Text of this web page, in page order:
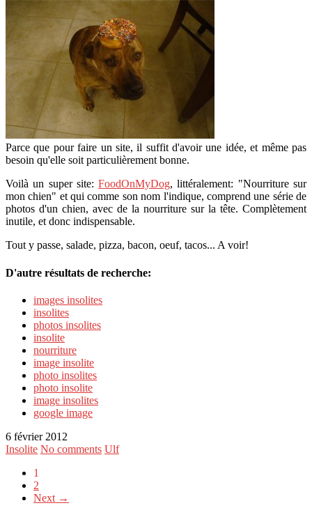
Parce que pour faire un site, il suffit d'avoir une idée, et même pas
besoin qu'elle soit particulièrement bonne.
Voilà un super site:FoodOnMyDog, littéralement: "Nourriture sur
mon chien" et qui comme son nom l'indique, comprend une série de
photos d'un chien, avec de la nourriture sur la tête. Complètement
inutile, et donc indispensable.
Tout y passe, salade, pizza, bacon, oeuf, tacos... A voir!
D'autre résultats de recherche:
images insolites
insolites
photos insolites
insolite
nourriture
image insolite
photo insolites
photo insolite
image insolites
google image
6 février 2012
Insolite No comments Ulf
1
2
Next →